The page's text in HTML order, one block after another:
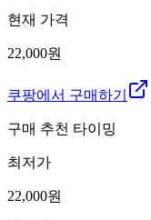
현재 가격
22,000원
쿠팡에서 구매하기
구매 추천 타이밍
최저가
22,000원